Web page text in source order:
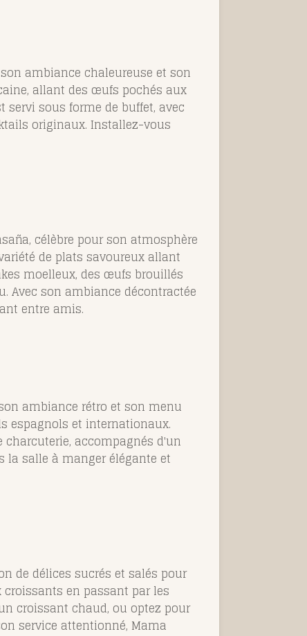
ambiance chaleureuse et son
allant des œufs pochés aux
sous forme de buffet, avec
originaux. Installez-vous
célèbre pour son atmosphère
de plats savoureux allant
moelleux, des œufs brouillés
Avec son ambiance décontractée
entre amis.
ambiance rétro et son menu
espagnols et internationaux.
accompagnés d'un
salle à manger élégante et
de délices sucrés et salés pour
en passant par les
croissant chaud, ou optez pour
service attentionné, Mama